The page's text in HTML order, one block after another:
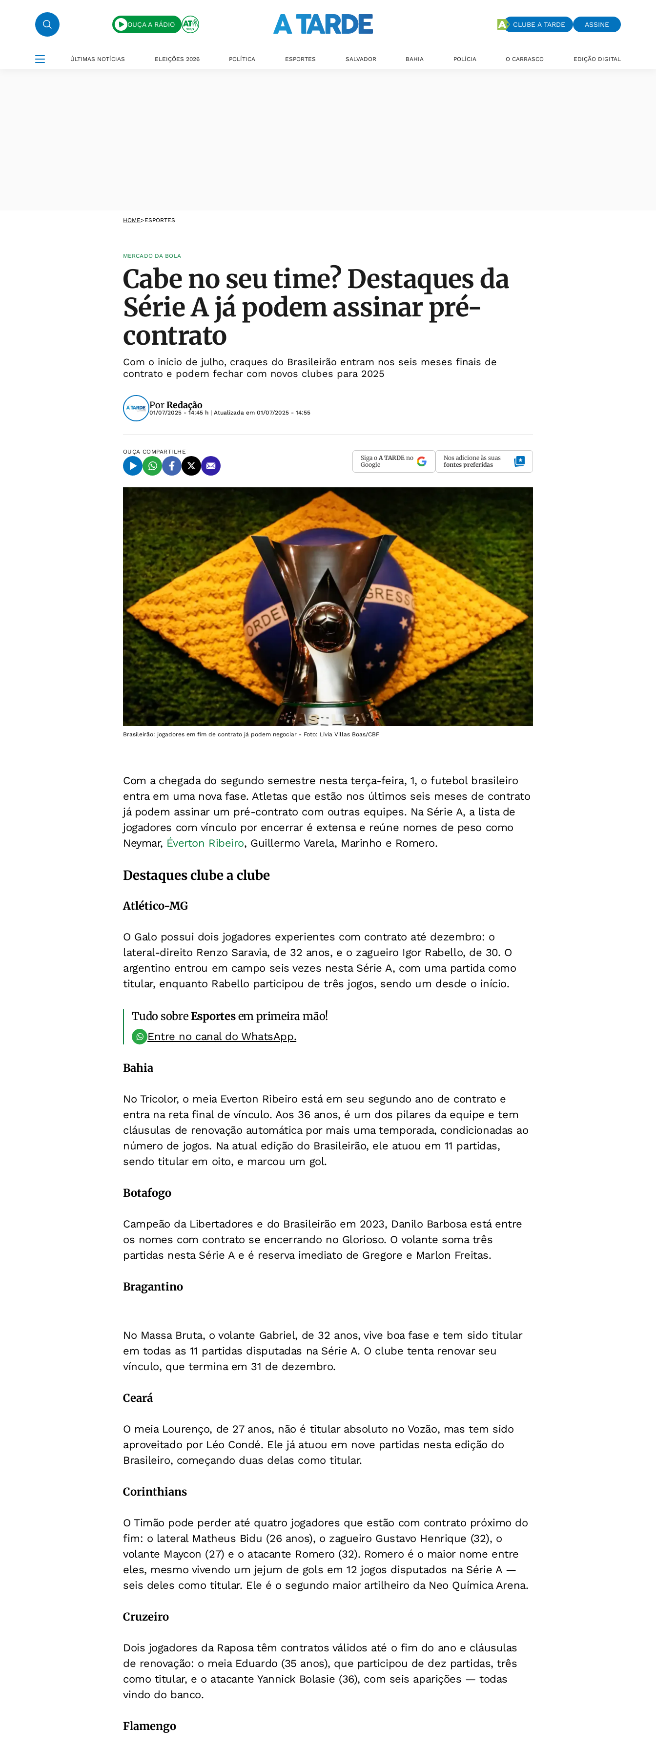
OUÇA A RÁDIO CLUBE A TARDE ASSINE
ÚLTIMAS NOTÍCIAS ELEIÇÕES 2026 POLÍTICA ESPORTES SALVADOR BAHIA POLÍCIA O CARRASCO EDIÇÃO DIGITAL
HOME>ESPORTES
MERCADO DA BOLA
Cabe no seu time? Destaques da
Série A já podem assinar pré-
contrato
Com o início de julho, craques do Brasileirão entram nos seis meses finais de
contrato e podem fechar com novos clubes para 2025
PorRedação
01/07/2025 - 14:45 h | Atualizada em 01/07/2025 - 14:55
OUÇA COMPARTILHE
Siga o A TARDE no
Google
Nos adicione às suas
fontes preferidas
Brasileirão: jogadores em fim de contrato já podem negociar - Foto: Lívia Villas Boas/CBF
Com a chegada do segundo semestre nesta terça-feira, 1, o futebol brasileiro
entra em uma nova fase. Atletas que estão nos últimos seis meses de contrato
já podem assinar um pré-contrato com outras equipes. Na Série A, a lista de
jogadores com vínculo por encerrar é extensa e reúne nomes de peso como
Neymar, Éverton Ribeiro, Guillermo Varela, Marinho e Romero.
Destaques clube a clube
Atlético-MG
O Galo possui dois jogadores experientes com contrato até dezembro: o
lateral-direito Renzo Saravia, de 32 anos, e o zagueiro Igor Rabello, de 30. O
argentino entrou em campo seis vezes nesta Série A, com uma partida como
titular, enquanto Rabello participou de três jogos, sendo um desde o início.
Tudo sobreEsportesem primeira mão!
Entre no canal do WhatsApp.
Bahia
No Tricolor, o meia Everton Ribeiro está em seu segundo ano de contrato e
entra na reta final de vínculo. Aos 36 anos, é um dos pilares da equipe e tem
cláusulas de renovação automática por mais uma temporada, condicionadas ao
número de jogos. Na atual edição do Brasileirão, ele atuou em 11 partidas,
sendo titular em oito, e marcou um gol.
Botafogo
Campeão da Libertadores e do Brasileirão em 2023, Danilo Barbosa está entre
os nomes com contrato se encerrando no Glorioso. O volante soma três
partidas nesta Série A e é reserva imediato de Gregore e Marlon Freitas.
Bragantino
No Massa Bruta, o volante Gabriel, de 32 anos, vive boa fase e tem sido titular
em todas as 11 partidas disputadas na Série A. O clube tenta renovar seu
vínculo, que termina em 31 de dezembro.
Ceará
O meia Lourenço, de 27 anos, não é titular absoluto no Vozão, mas tem sido
aproveitado por Léo Condé. Ele já atuou em nove partidas nesta edição do
Brasileiro, começando duas delas como titular.
Corinthians
O Timão pode perder até quatro jogadores que estão com contrato próximo do
fim: o lateral Matheus Bidu (26 anos), o zagueiro Gustavo Henrique (32), o
volante Maycon (27) e o atacante Romero (32). Romero é o maior nome entre
eles, mesmo vivendo um jejum de gols em 12 jogos disputados na Série A —
seis deles como titular. Ele é o segundo maior artilheiro da Neo Química Arena.
Cruzeiro
Dois jogadores da Raposa têm contratos válidos até o fim do ano e cláusulas
de renovação: o meia Eduardo (35 anos), que participou de dez partidas, três
como titular, e o atacante Yannick Bolasie (36), com seis aparições — todas
vindo do banco.
Flamengo